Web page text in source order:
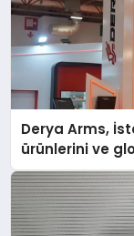
Derya Arms,
ürünlerini ve